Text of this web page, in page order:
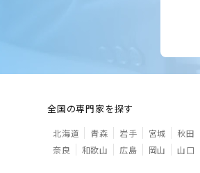
全国の専門家を探す
北海道 青森 岩手 宮城 秋田
奈良
和歌山 広島 岡山 山口